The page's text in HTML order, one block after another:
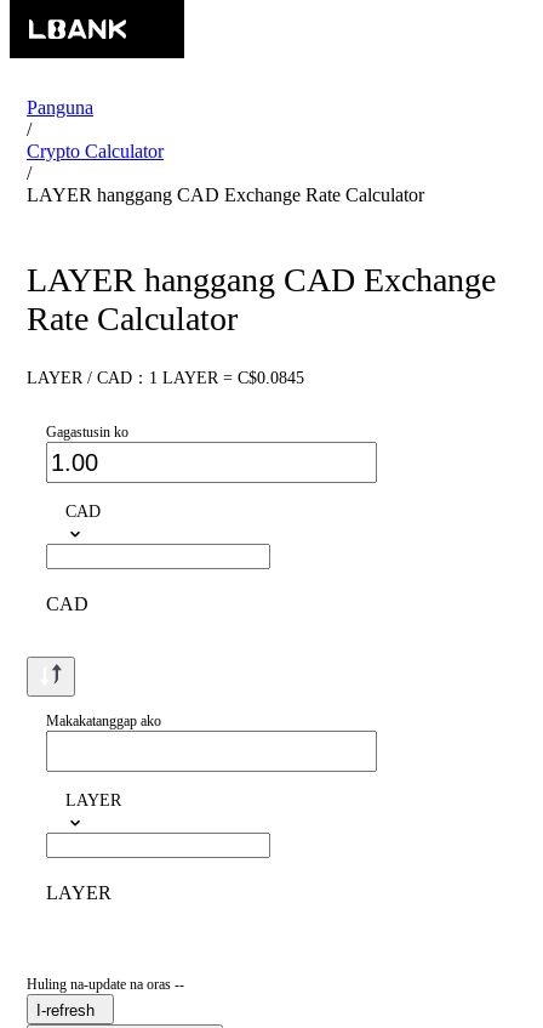
Panguna
/
Crypto Calculator
/
LAYER hanggang CAD Exchange Rate Calculator
LAYER hanggang CAD Exchange
Rate Calculator
LAYER / CAD：1 LAYER = C$0.0845
Gagastusin ko
CAD
CAD
Makakatanggap ako
LAYER
LAYER
Huling na-update na oras --
I-refresh